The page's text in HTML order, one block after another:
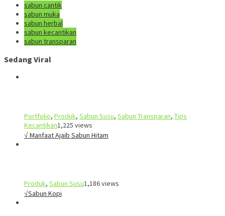
sabun cantik
sabun muka
sabun herbal
sabun kecantikan
sabun transparan
Sedang Viral
Portfolio, Produk, Sabun Susu, Sabun Transparan, Tips
Kecantikan1,225 views
√ Manfaat Ajaib Sabun Hitam
Produk, Sabun Susu1,186 views
√Sabun Kopi